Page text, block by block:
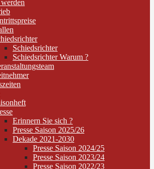
Schiedsrichter
Schiedsrichter Warum ?
Erinnern Sie sich ?
Presse Saison 2025/26
Dekade 2021-2030
Presse Saison 2024/25
Presse Saison 2023/24
Presse Saison 2022/23